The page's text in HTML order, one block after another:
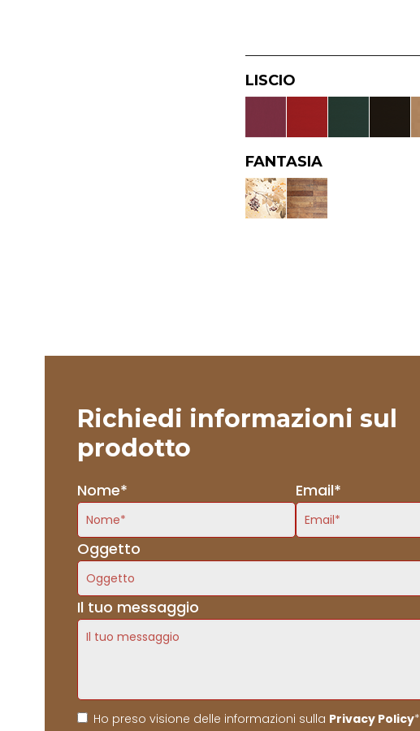
LISCIO
FANTASIA
Richiedi informazioni sul
prodotto
Nome* Email*
Oggetto
Il tuo messaggio
Ho preso visione delle informazioni sulla Privacy Policy*